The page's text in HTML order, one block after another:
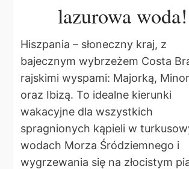
lazurowa woda!
Hiszpania – słoneczny kraj, z
bajecznym wybrzeżem Costa
rajskimi wyspami: Majorką,
oraz Ibizą. To idealne kierunki
wakacyjne dla wszystkich
spragnionych kąpieli w
wodach Morza Śródziemnego i
wygrzewania się na złocistym